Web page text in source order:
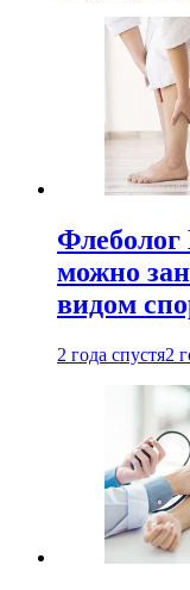
Флеболог
можно
видом
2 года спустя2